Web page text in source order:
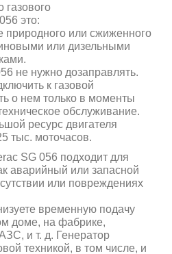
это:
или сжиженного
или дизельными
не нужно дозаправлять.
к газовой
о нем только в моменты
обслуживание.
ресурс двигателя
тыс. моточасов.
SG 056 подходит для
аварийный или запасной
или повреждениях
временную подачу
доме, на фабрике,
и т. д. Генератор
техникой, в том числе, и